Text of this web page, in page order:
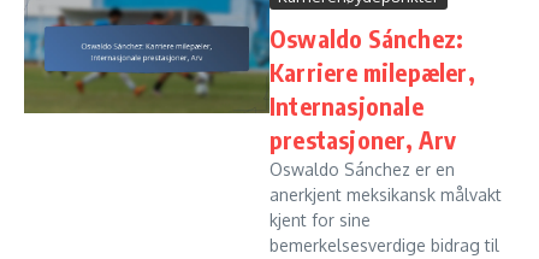
Oswaldo Sánchez:
Karriere milepæler,
Internasjonale
prestasjoner, Arv
Oswaldo Sánchez er en
anerkjent meksikansk målvakt
kjent for sine
bemerkelsesverdige bidrag til